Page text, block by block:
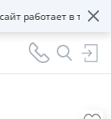
работает в